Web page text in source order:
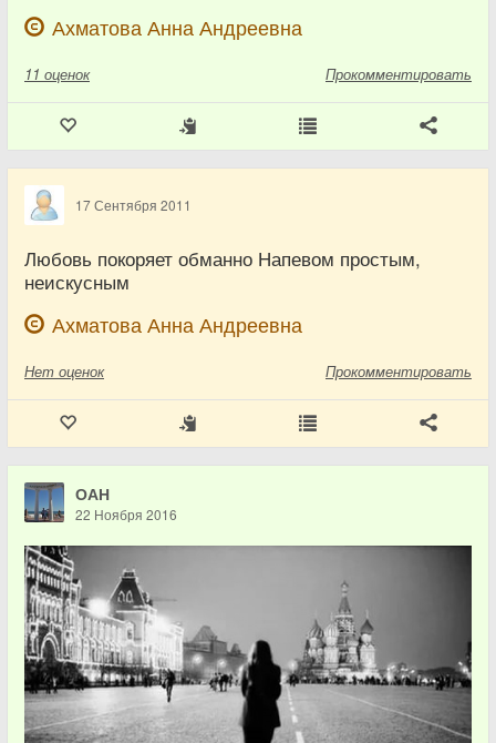
Ахматова Анна Андреевна
11 оценок Прокомментировать
17 Сентября 2011
Любовь покоряет обманно Напевом простым,
неискусным
Ахматова Анна Андреевна
Нет оценок Прокомментировать
ОАН
22 Ноября 2016